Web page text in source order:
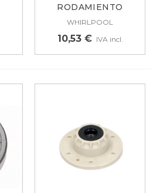
RODAMIENTO
ORIGINAL
WHIRLPOOL
10,53 € IVA incl.